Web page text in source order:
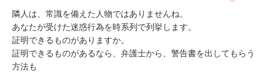
隣人は、常識を備えた人物ではありませんね。
あなたが受けた迷惑行為を時系列で列挙します。
証明できるものがありますか。
証明できるものがあるなら、弁護士から、警告書を出してもらう
方法も